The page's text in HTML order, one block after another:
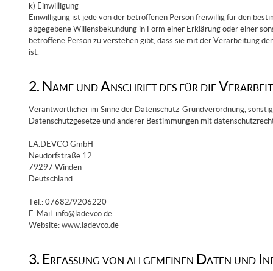
k) Einwilligung
Einwilligung ist jede von der betroffenen Person freiwillig für den
abgegebene Willensbekundung in Form einer Erklärung oder einer
betroffene Person zu verstehen gibt, dass sie mit der Verarbeitung
ist.
2. Name und Anschrift des für die
Verantwortlicher im Sinne der Datenschutz-Grundverordnung,
Datenschutzgesetze und anderer Bestimmungen mit
LA.DEVCO GmbH
Neudorfstraße 12
79297 Winden
Deutschland
Tel.: 07682/9206220
E-Mail: info@ladevco.de
Website: www.ladevco.de
3. Erfassung von allgemeinen Daten und